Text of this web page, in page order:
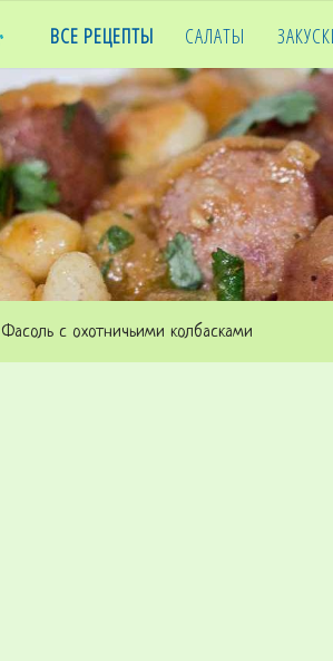
A
S
T
E
R
C
H
ВСЕ РЕЦЕПТЫ САЛАТЫ
Фасоль с охотничьими колбасками